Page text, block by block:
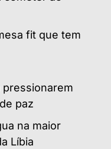
fit que tem
pressionarem
paz
na maior
Líbia